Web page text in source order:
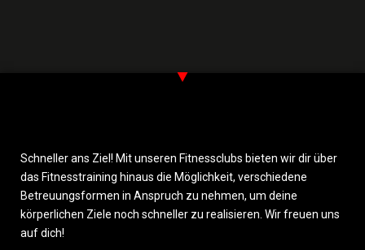
Schneller ans Ziel! Mit unseren Fitnessclubs bieten wir dir über
das Fitnesstraining hinaus die Möglichkeit, verschiedene
Betreuungsformen in Anspruch zu nehmen, um deine
körperlichen Ziele noch schneller zu realisieren. Wir freuen uns
auf dich!